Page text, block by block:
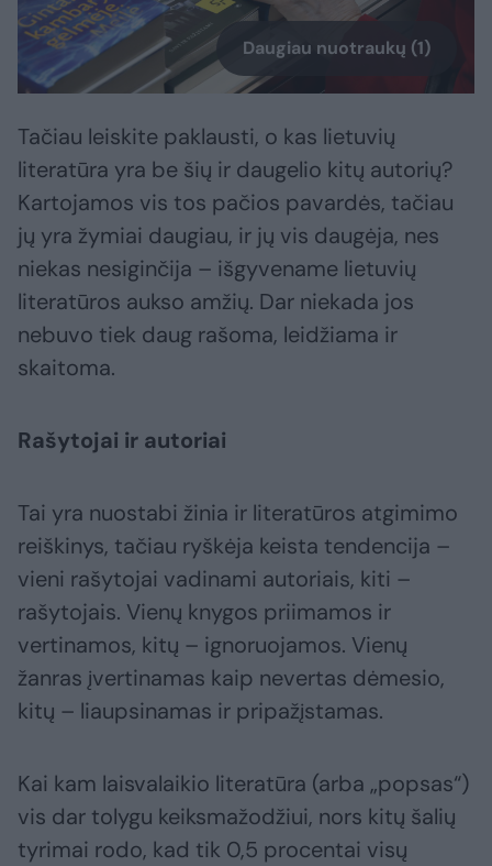
Daugiau nuotraukų (1)
Tačiau leiskite paklausti, o kas lietuvių
literatūra yra be šių ir daugelio kitų autorių?
Kartojamos vis tos pačios pavardės, tačiau
jų yra žymiai daugiau, ir jų vis daugėja, nes
niekas nesiginčija – išgyvename lietuvių
literatūros aukso amžių. Dar niekada jos
nebuvo tiek daug rašoma, leidžiama ir
skaitoma.
Rašytojai ir autoriai
Tai yra nuostabi žinia ir literatūros atgimimo
reiškinys, tačiau ryškėja keista tendencija –
vieni rašytojai vadinami autoriais, kiti –
rašytojais. Vienų knygos priimamos ir
vertinamos, kitų – ignoruojamos. Vienų
žanras įvertinamas kaip nevertas dėmesio,
kitų – liaupsinamas ir pripažįstamas.
Kai kam laisvalaikio literatūra (arba „popsas“)
vis dar tolygu keiksmažodžiui, nors kitų šalių
tyrimai rodo, kad tik 0,5 procentai visų